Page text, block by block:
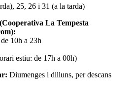
25, 26 i 31 (a la tarda)
La Tempesta
10h a 23h
estiu: de 17h a 00h)
Diumenges i dilluns, per descans